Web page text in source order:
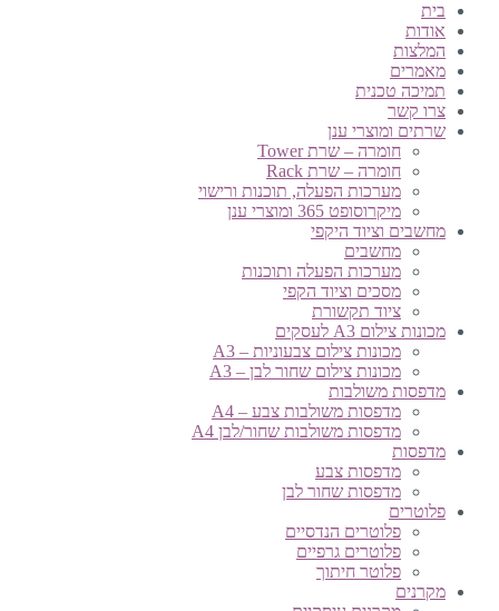
בית
אודות
המלצות
מאמרים
תמיכה טכנית
צרו קשר
שרתים ומוצרי ענן
חומרה – שרת Tower
חומרה – שרת Rack
מערכות הפעלה, תוכנות ורישוי
מיקרוסופט 365 ומוצרי ענן
מחשבים וציוד היקפי
מחשבים
מערכות הפעלה ותוכנות
מסכים וציוד הקפי
ציוד תקשורת
מכונות צילום A3 לעסקים
מכונות צילום צבעוניות – A3
מכונות צילום שחור לבן – A3
מדפסות משולבות
מדפסות משולבות צבע – A4
מדפסות משולבות שחור/לבן A4
מדפסות
מדפסות צבע
מדפסות שחור לבן
פלוטרים
פלוטרים הנדסיים
פלוטרים גרפיים
פלוטר חיתוך
מקרנים